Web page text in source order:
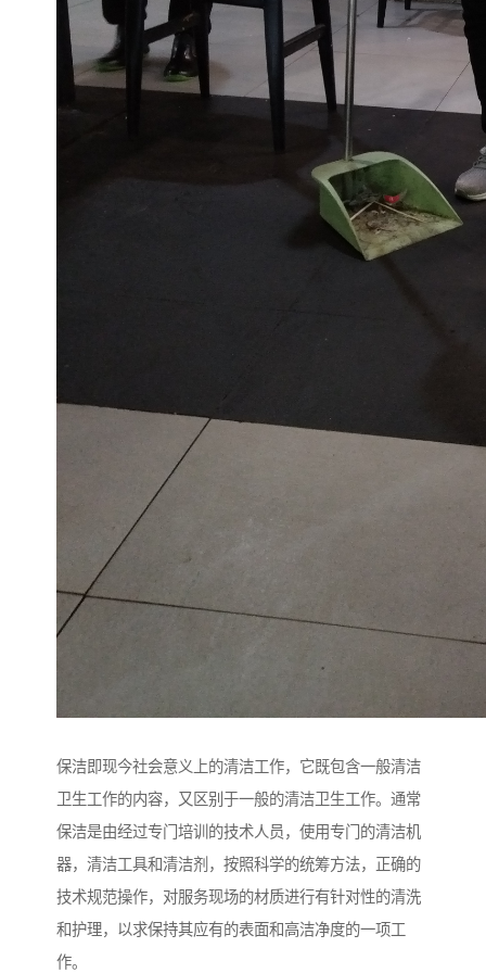
保洁即现今社会意义上的清洁工作，它既包含一般清洁
卫生工作的内容，又区别于一般的清洁卫生工作。通常
保洁是由经过专门培训的技术人员，使用专门的清洁机
器，清洁工具和清洁剂，按照科学的统筹方法，正确的
技术规范操作，对服务现场的材质进行有针对性的清洗
和护理，以求保持其应有的表面和高洁净度的一项工
作。